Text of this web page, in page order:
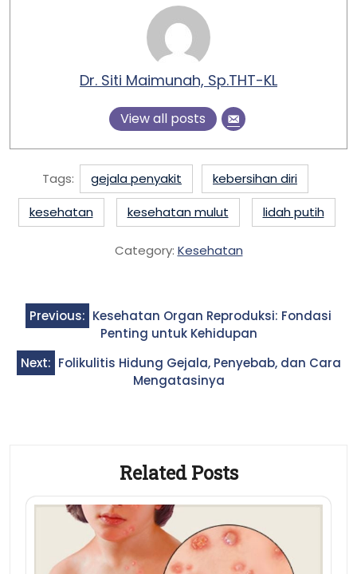
Dr. Siti Maimunah, Sp.THT-KL
View all posts
Tags: gejala penyakit
kebersihan diri
kesehatan
kesehatan mulut lidah putih
Category: Kesehatan
Post
navigation
Previous: Kesehatan Organ Reproduksi: Fondasi
Penting untuk Kehidupan
Next: Folikulitis Hidung Gejala, Penyebab, dan Cara
Mengatasinya
Related Posts